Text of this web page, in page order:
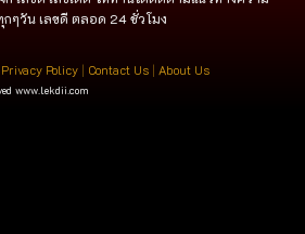
กๆวัน เลขดี ตลอด 24 ชั่วโมง
Privacy Policy| Contact Us| About Us
www.lekdii.com